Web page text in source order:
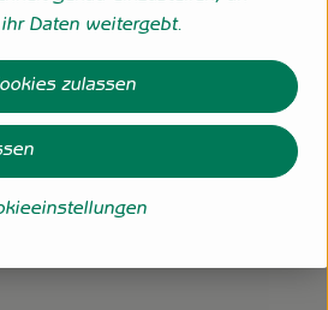
Daten weitergebt.
zulassen